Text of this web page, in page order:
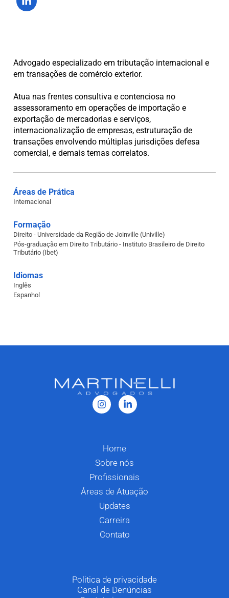
Advogado especializado em tributação internacional e
em transações de comércio exterior.
Atua nas frentes consultiva e contenciosa no
assessoramento em operações de importação e
exportação de mercadorias e serviços,
internacionalização de empresas, estruturação de
transações envolvendo múltiplas jurisdições defesa
comercial, e demais temas correlatos.
Áreas de Prática
Internacional
Formação
Direito - Universidade da Região de Joinville (Univille)
Pós-graduação em Direito Tributário - Instituto Brasileiro de Direito
Tributário (Ibet)
Idiomas
Inglês
Espanhol
Home
Sobre nós
Profissionais
Áreas de Atuação
Updates
Carreira
Contato
Politica de privacidade
Canal de Denúncias